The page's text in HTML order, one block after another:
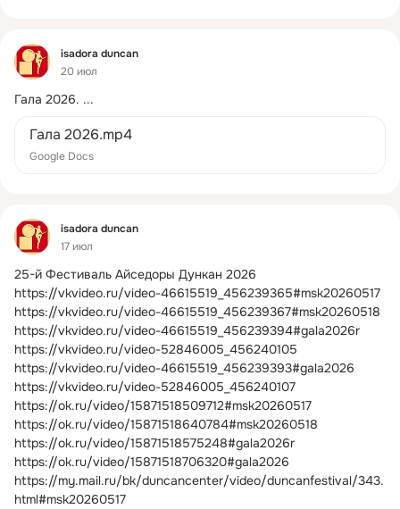
Фид
isadora duncan
20 июл
Гала 2026. ...
Гала 2026.mp4
Google Docs
Фид
isadora duncan
17 июл
25-й Фестиваль Айседоры Дункан 2026
https://vkvideo.ru/video-46615519_456239365#msk20260517
https://vkvideo.ru/video-46615519_456239367#msk20260518
https://vkvideo.ru/video-46615519_456239394#gala2026r
https://vkvideo.ru/video-52846005_456240105
https://vkvideo.ru/video-46615519_456239393#gala2026
https://vkvideo.ru/video-52846005_456240107
https://ok.ru/video/15871518509712#msk20260517
https://ok.ru/video/15871518640784#msk20260518
https://ok.ru/video/15871518575248#gala2026r
https://ok.ru/video/15871518706320#gala2026
https://my.mail.ru/bk/duncancenter/video/duncanfestival/343.
html#msk20260517